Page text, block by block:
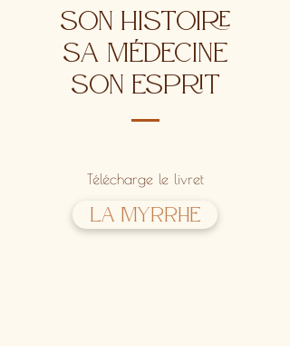
Son Histoire
sa médecine
son esprit
Télécharge le livret
La Myrrhe